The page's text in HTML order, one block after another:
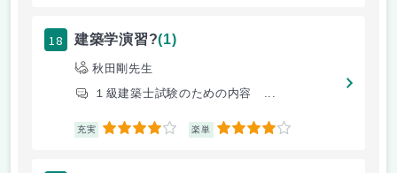
18 建築学演習?(1)
秋田剛先生
１級建築士試験のための内容 ...
充実 4 楽単 4